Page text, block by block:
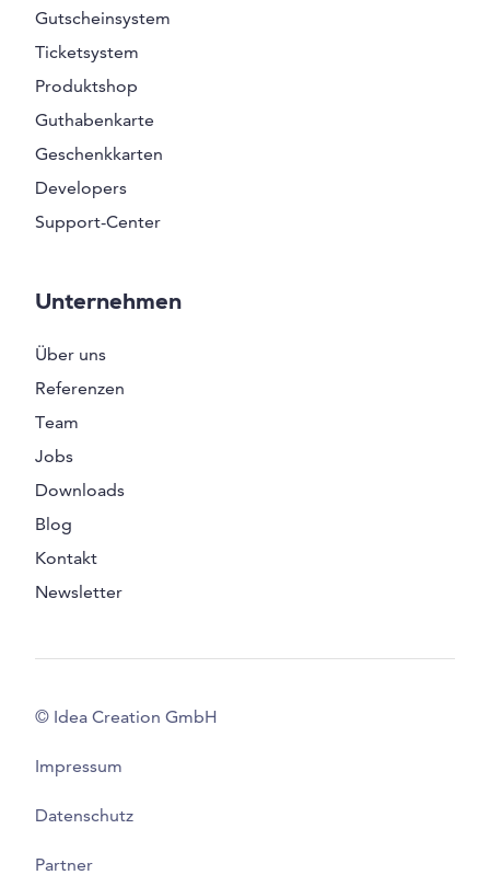
Gutscheinsystem
Ticketsystem
Produktshop
Guthabenkarte
Geschenkkarten
Developers
Support-Center
Unternehmen
Über uns
Referenzen
Team
Jobs
Downloads
Blog
Kontakt
Newsletter
© Idea Creation GmbH
Impressum
Datenschutz
Partner